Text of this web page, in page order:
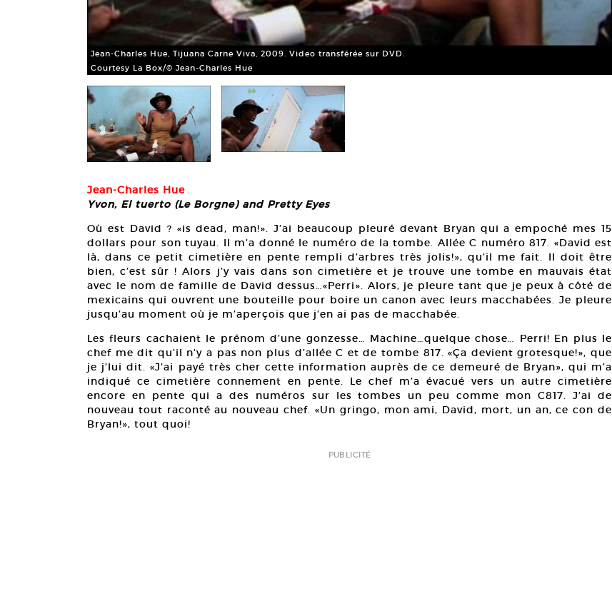
Jean-Charles Hue, Tijuana Carne Viva, 2009. Video transférée sur DVD.
Courtesy La Box/© Jean-Charles Hue
Jean-Charles Hue
Yvon, El tuerto (Le Borgne) and Pretty Eyes
Où est David ? «is dead, man!». J’ai beaucoup pleuré devant Bryan qui a empoché mes 15
dollars pour son tuyau. Il m’a donné le numéro de la tombe. Allée C numéro 817. «David est
là, dans ce petit cimetière en pente rempli d’arbres très jolis!», qu’il me fait. Il doit être
bien, c’est sûr ! Alors j’y vais dans son cimetière et je trouve une tombe en mauvais état
avec le nom de famille de David dessus…«Perri». Alors, je pleure tant que je peux à côté de
mexicains qui ouvrent une bouteille pour boire un canon avec leurs macchabées. Je pleure
jusqu’au moment où je m’aperçois que j’en ai pas de macchabée.
Les fleurs cachaient le prénom d’une gonzesse… Machine…quelque chose… Perri! En plus le
chef me dit qu’il n’y a pas non plus d’allée C et de tombe 817. «Ça devient grotesque!», que
je j’lui dit. «J’ai payé très cher cette information auprès de ce demeuré de Bryan», qui m’a
indiqué ce cimetière connement en pente. Le chef m’a évacué vers un autre cimetière
encore en pente qui a des numéros sur les tombes un peu comme mon C817. J’ai de
nouveau tout raconté au nouveau chef. «Un gringo, mon ami, David, mort, un an, ce con de
Bryan!», tout quoi!
PUBLICITÉ